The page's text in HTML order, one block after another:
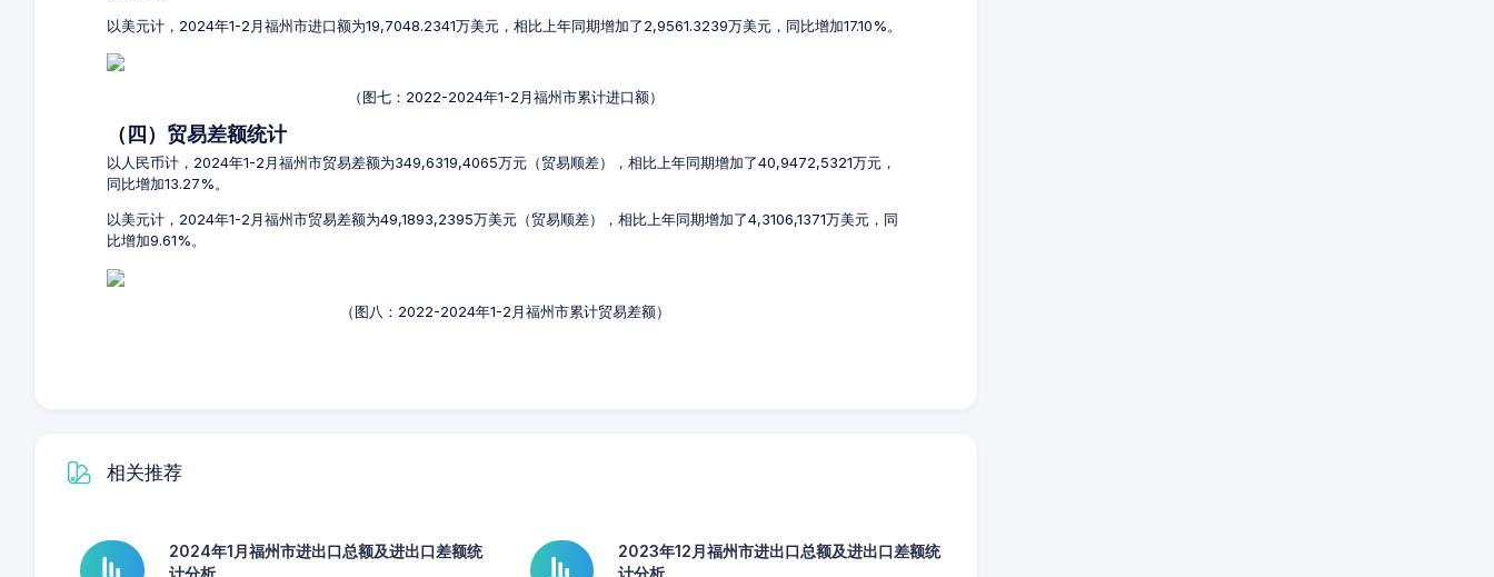
以美元计，2024年1-2月福州市进口额为19,7048.2341万美元，相比上年同期增加了2,9561.3239万美元，同比增加17.10%。
（图七：2022-2024年1-2月福州市累计进口额）
（四）贸易差额统计
以人民币计，2024年1-2月福州市贸易差额为349,6319,4065万元（贸易顺差），相比上年同期增加了40,9472,5321万元，
同比增加13.27%。
以美元计，2024年1-2月福州市贸易差额为49,1893,2395万美元（贸易顺差），相比上年同期增加了4,3106,1371万美元，同
比增加9.61%。
（图八：2022-2024年1-2月福州市累计贸易差额）
相关推荐
2024年1月福州市进出口总额及进出口差额统
计分析
2023年12月福州市进出口总额及进出口差额统
计分析